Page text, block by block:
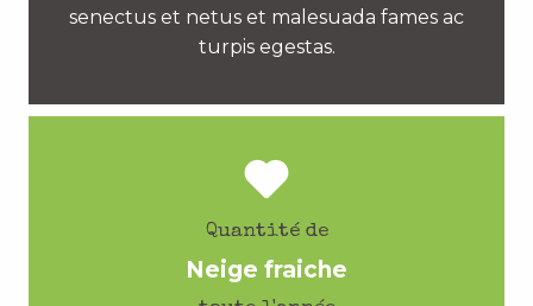
senectus et netus et malesuada fames ac
turpis egestas.
Quantité de
Neige fraiche